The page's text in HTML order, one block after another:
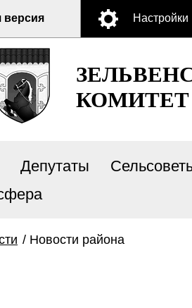
Настройки
КОМИТЕТ
Депутаты
/ Новости района